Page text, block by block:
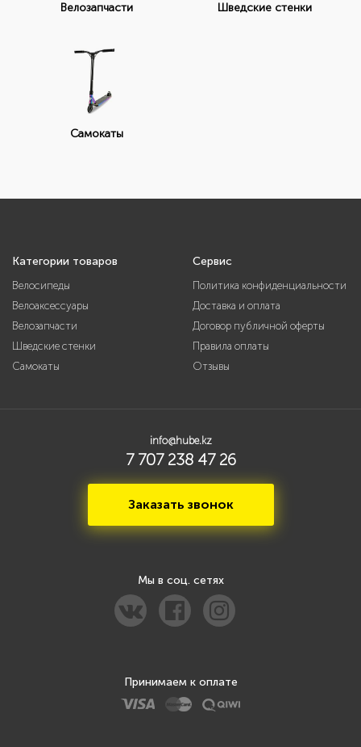
Велозапчасти Шведские стенки
Самокаты
Категории товаров
Велосипеды
Велоаксессуары
Велозапчасти
Шведские стенки
Самокаты
Сервис
Политика конфиденциальности
Доставка и оплата
Договор публичной оферты
Правила оплаты
Отзывы
info@hube.kz
7 707 238 47 26
Заказать звонок
Мы в соц. сетях
Принимаем к оплате